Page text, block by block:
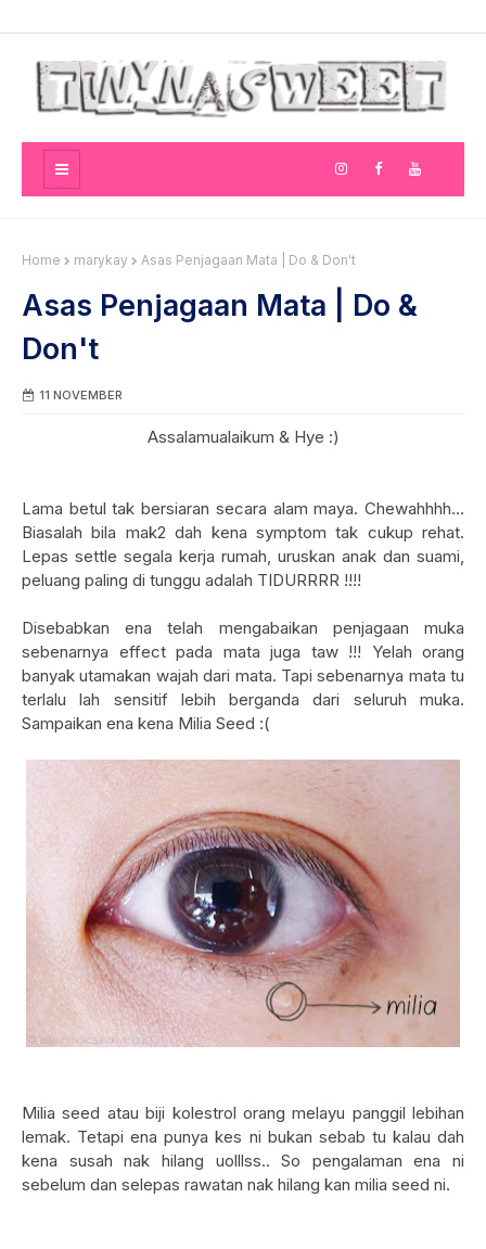
Home marykay Asas Penjagaan Mata | Do & Don't
Asas Penjagaan Mata | Do &
Don't
11 NOVEMBER
Assalamualaikum & Hye :)
Lama betul tak bersiaran secara alam maya. Chewahhhh...
Biasalah bila mak2 dah kena symptom tak cukup rehat.
Lepas settle segala kerja rumah, uruskan anak dan suami,
peluang paling di tunggu adalah TIDURRRR !!!!
Disebabkan ena telah mengabaikan penjagaan muka
sebenarnya effect pada mata juga taw !!! Yelah orang
banyak utamakan wajah dari mata. Tapi sebenarnya mata tu
terlalu lah sensitif lebih berganda dari seluruh muka.
Sampaikan ena kena Milia Seed :(
Milia seed atau biji kolestrol orang melayu panggil lebihan
lemak. Tetapi ena punya kes ni bukan sebab tu kalau dah
kena susah nak hilang uolllss.. So pengalaman ena ni
sebelum dan selepas rawatan nak hilang kan milia seed ni.